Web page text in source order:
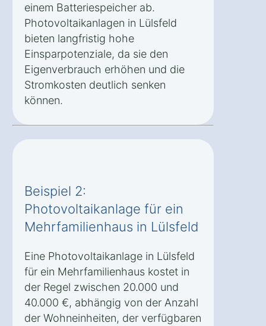
einem Batteriespeicher ab.
Photovoltaikanlagen in Lülsfeld
bieten langfristig hohe
Einsparpotenziale, da sie den
Eigenverbrauch erhöhen und die
Stromkosten deutlich senken
können.
Beispiel 2:
Photovoltaikanlage für ein
Mehrfamilienhaus in Lülsfeld
Eine Photovoltaikanlage in Lülsfeld
für ein Mehrfamilienhaus kostet in
der Regel zwischen 20.000 und
40.000 €, abhängig von der Anzahl
der Wohneinheiten, der verfügbaren